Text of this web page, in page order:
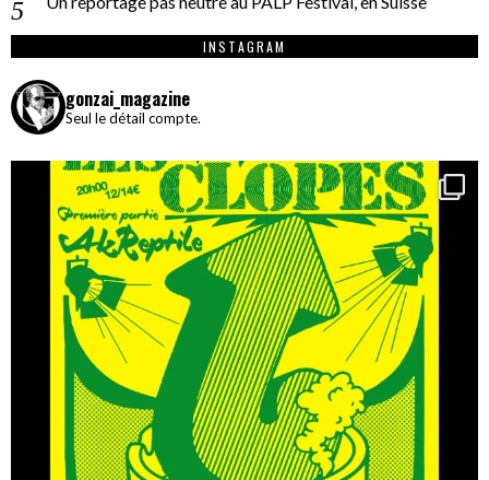
INSTAGRAM
gonzai_magazine
Seul le détail compte.